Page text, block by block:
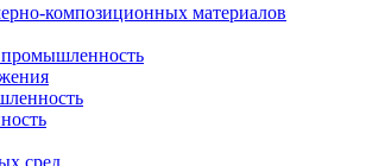
композиционных материалов
промышленность
сред